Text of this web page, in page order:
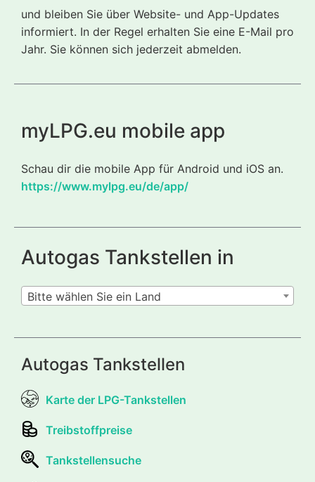
und bleiben Sie über Website- und App-Updates
informiert. In der Regel erhalten Sie eine E-Mail pro
Jahr. Sie können sich jederzeit abmelden.
myLPG.eu mobile app
Schau dir die mobile App für Android und iOS an.
https://www.mylpg.eu/de/app/
Autogas Tankstellen in
Bitte wählen Sie ein Land
Autogas Tankstellen
Karte der LPG-Tankstellen
Treibstoffpreise
Tankstellensuche